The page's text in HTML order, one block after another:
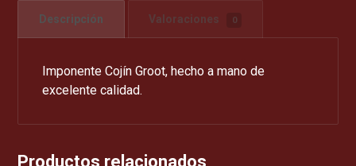
Descripción Valoraciones 0
Imponente Cojín Groot, hecho a mano de
excelente calidad.
Productos relacionados